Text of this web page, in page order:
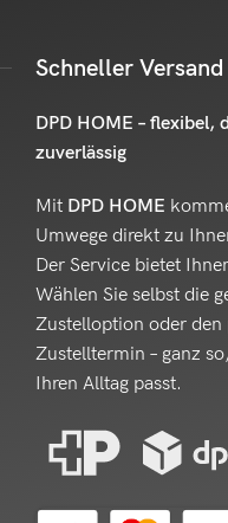
Schneller Versand
DPD HOME – flexibel,
zuverlässig
Mit DPD HOME
Umwege direkt zu
Der Service bietet
Wählen Sie selbst die
Zustelloption oder den
Zustelltermin – ganz
Ihren Alltag passt.